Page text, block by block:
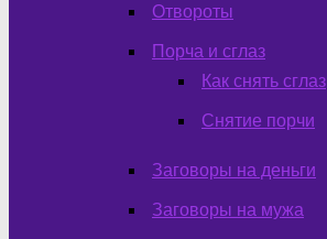
Отвороты
Порча и сглаз
Как снять сглаз
Снятие порчи
Заговоры на деньги
Заговоры на мужа